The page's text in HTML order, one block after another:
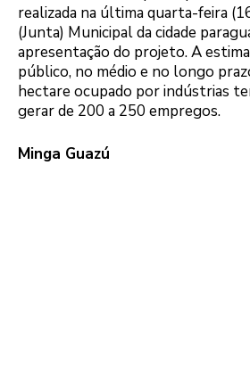
realizada na última quarta-feira
(Junta) Municipal da cidade
apresentação do projeto. A
público, no médio e no longo
hectare ocupado por indústrias
gerar de 200 a 250 empregos.
Minga Guazú